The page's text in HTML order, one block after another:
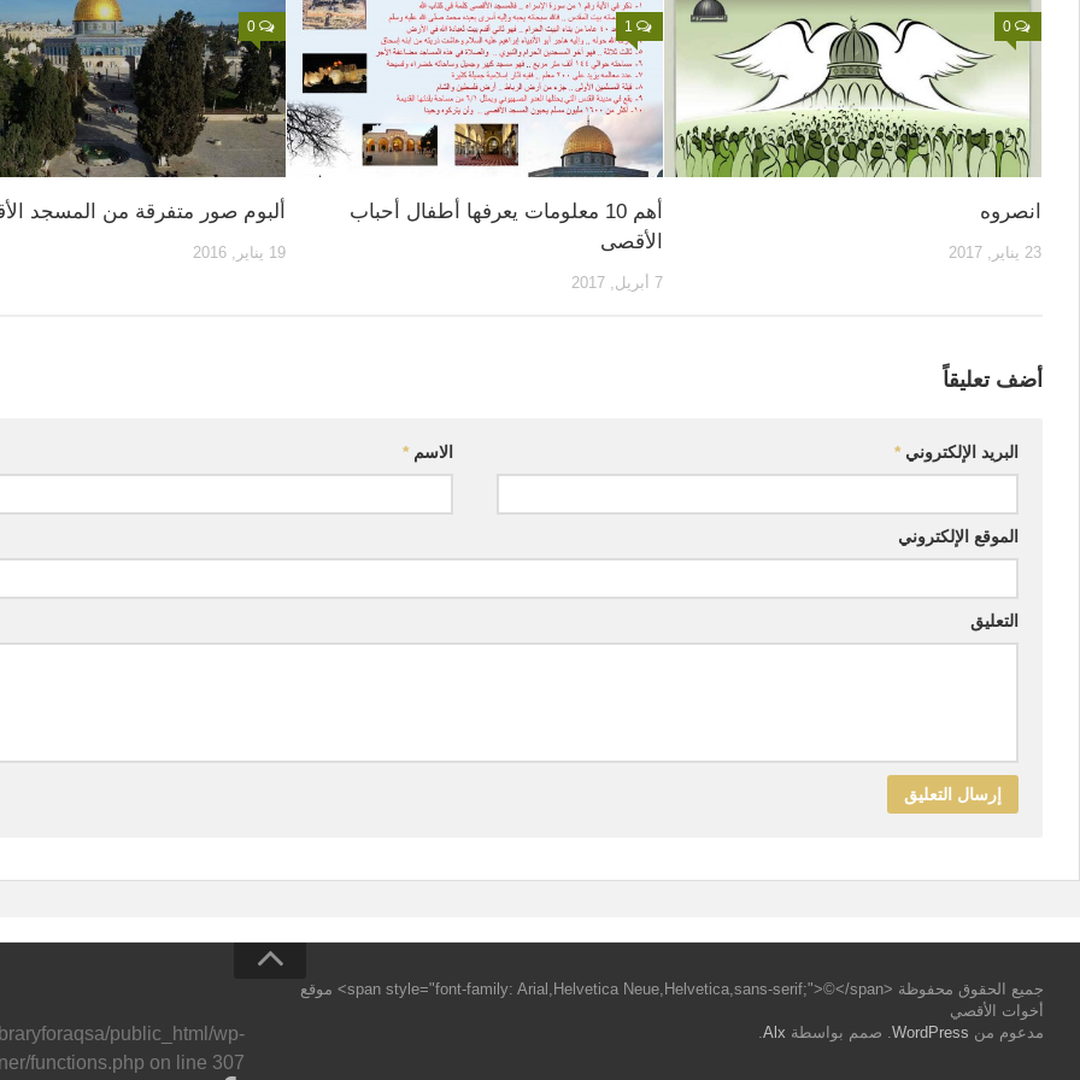
0
انصروه
23 يناير, 2017
1
أهم 10 معلومات يعرفها أطفال أحباب
الأقصى
7 أبريل, 2017
0
ألبوم صور متفرقة من المسجد
19 يناير, 2016
أضف تعليقاً
الاسم* البريد الإلكتروني *
الموقع الإلكتروني
التعليق
جميع الحقوق محفوظة <span style="font-family: Arial,Helvetica Neue,Helvetica,sans-serif;">©</span> موقع
أخوات الأقصي
مدعوم من WordPress. صمم بواسطة Alx
.
public_html/wp-
functions.php on line 307